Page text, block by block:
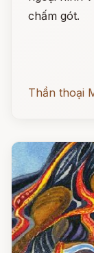
chấm gót.
Thần thoại